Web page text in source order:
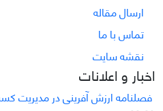
ارسال مقاله
تماس با ما
نقشه سایت
اخبار و اعلانات
فصلنامه ارزش آفرینی در مدیریت